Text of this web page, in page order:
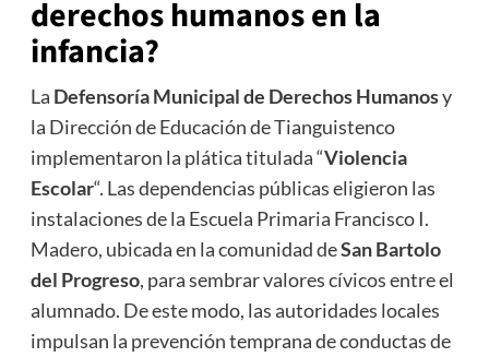
derechos humanos en la
infancia?
La Defensoría Municipal de Derechos Humanosy
la Dirección de Educación de Tianguistenco
implementaron la plática titulada “Violencia
Escolar“. Las dependencias públicas eligieron las
instalaciones de la Escuela Primaria Francisco I.
Madero, ubicada en la comunidad deSan Bartolo
del Progreso, para sembrar valores cívicos entre el
alumnado. De este modo, las autoridades locales
impulsan la prevención temprana de conductas de